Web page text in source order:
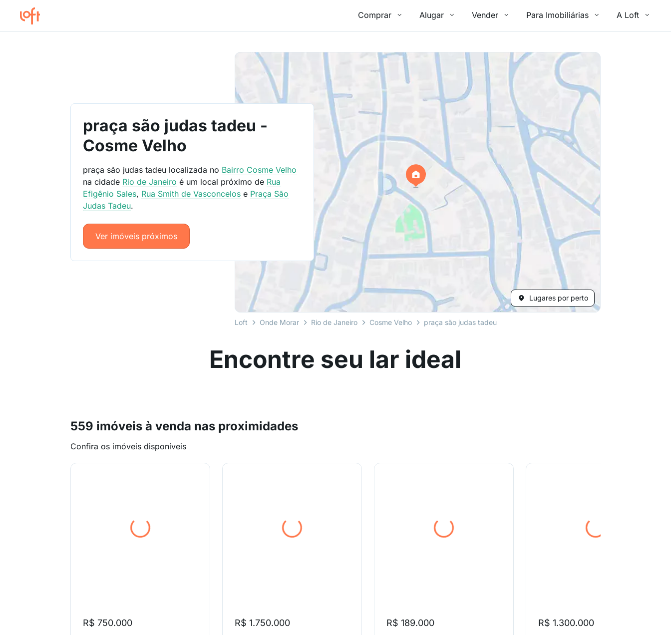
Comprar Alugar Vender Para Imobiliárias A Loft
Lugares por perto
Loft Onde Morar Rio de Janeiro Cosme Velho praça são judas tadeu
praça são judas tadeu -
Cosme Velho
praça são judas tadeu localizada no Bairro Cosme Velho
na cidade Rio de Janeiro é um local próximo de Rua
Efigênio Sales, Rua Smith de Vasconcelos e Praça São
Judas Tadeu.
Ver imóveis próximos
Encontre seu lar ideal
559 imóveis à venda nas proximidades
Confira os imóveis disponíveis
R$ 750.000 R$ 1.750.000 R$ 189.000 R$ 1.300.000